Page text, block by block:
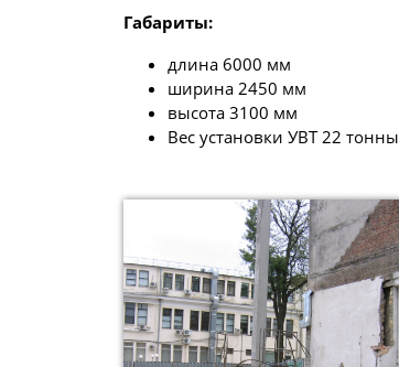
Габариты:
длина 6000 мм
ширина 2450 мм
высота 3100 мм
Вес установки УВТ 22 тонны